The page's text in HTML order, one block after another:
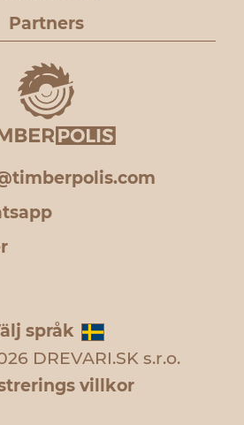
Partners
språk
DREVARI.SK s.r.o.
villkor